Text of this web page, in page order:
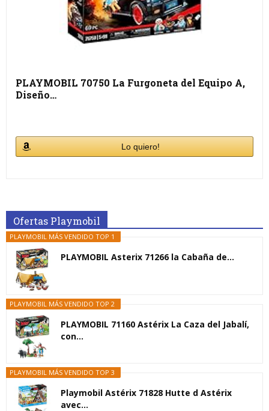
PLAYMOBIL 70750 La Furgoneta del Equipo A,
Diseño…
Lo quiero!
Ofertas Playmobil
PLAYMOBIL MÁS VENDIDO TOP 1
PLAYMOBIL Asterix 71266 la Cabaña de...
PLAYMOBIL MÁS VENDIDO TOP 2
PLAYMOBIL 71160 Astérix La Caza del Jabalí,
con...
PLAYMOBIL MÁS VENDIDO TOP 3
Playmobil Astérix 71828 Hutte d Astérix
avec...